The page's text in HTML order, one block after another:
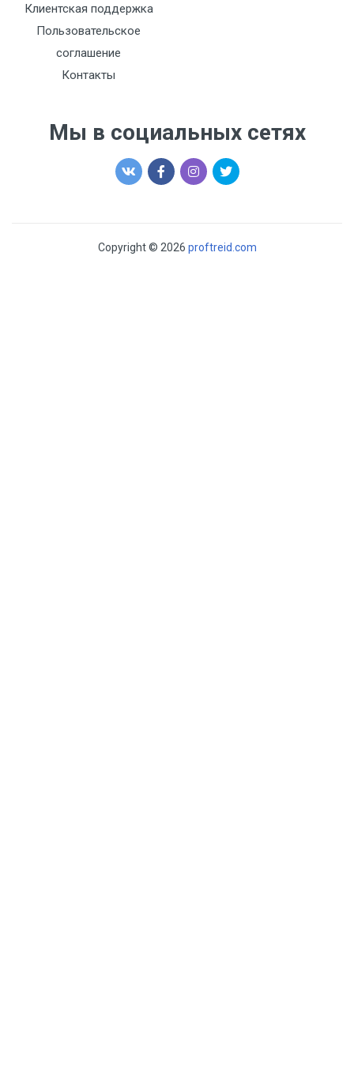
Клиентская поддержка
Пользовательское
соглашение
Контакты
Мы в социальных сетях
Copyright © 2026 proftreid.com